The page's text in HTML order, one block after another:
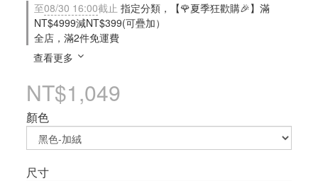
至08/30 16:00截止 指定分類，【🌹夏季狂歡購🎉】滿
NT$4999減NT$399(可疊加）
全店，滿2件免運費
查看更多
NT$1,049
顏色
尺寸